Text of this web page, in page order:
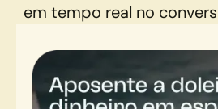
em tempo real no